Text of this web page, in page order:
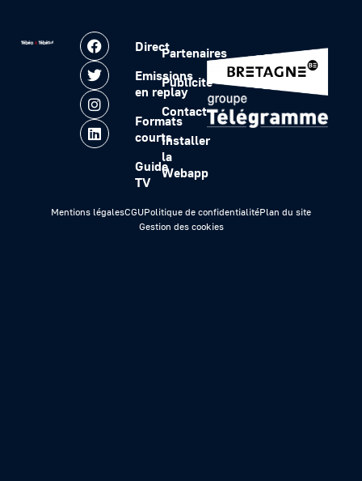
Direct
Emissions
en replay
Formats
courts
Guide
TV
Partenaires
Publicité
Contact
Installer
la
Webapp
Mentions légalesCGUPolitique de confidentialitéPlan du site
Gestion des cookies